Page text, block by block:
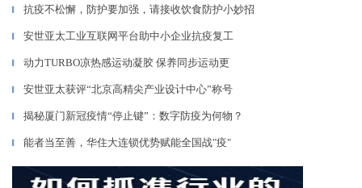
▎ 抗疫不松懈，防护要加强，请接收饮食防护小妙招
▎ 安世亚太工业互联网平台助中小企业抗疫复工
▎ 动力TURBO凉热感运动凝胶 保养同步运动更
▎ 安世亚太获评“北京高精尖产业设计中心”称号
▎ 揭秘厦门新冠疫情“停止键”：数字防疫为何物？
▎ 能者当至善，华住大连锁优势赋能全国战"疫"